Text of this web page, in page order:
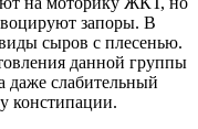
запоры. В
сыров с плесенью.
данной группы
даже слабительный
констипации.